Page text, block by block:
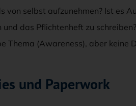
von selbst aufzunehmen? Ist es
das Pflichtenheft zu
Thema (Awareness), aber keine
und Paperwork